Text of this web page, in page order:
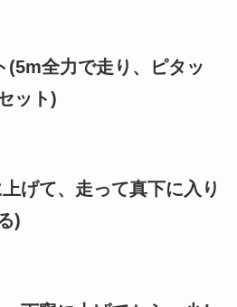
(5m全力で走り、ピタッ
ット)
げて、走って真下に入り
)